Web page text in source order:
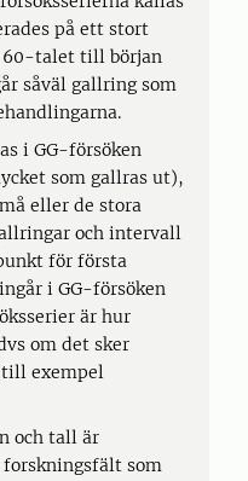
på ett stort
60-talet till början
såväl gallring som
i GG-försöken
som gallras ut),
eller de stora
och intervall
för första
i GG-försöken
är hur
om det sker
exempel
och tall är
som